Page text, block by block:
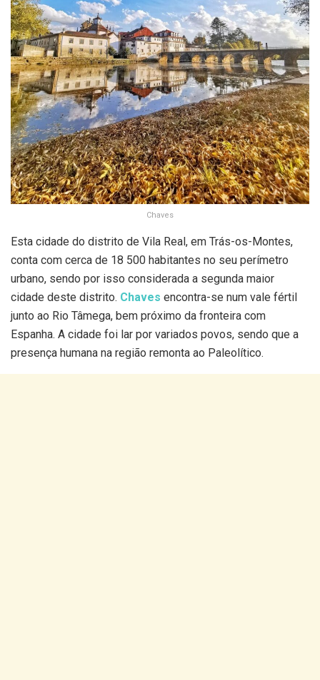
Chaves
Esta cidade do distrito de Vila Real, em Trás-os-Montes,
conta com cerca de 18 500 habitantes no seu perímetro
urbano, sendo por isso considerada a segunda maior
cidade deste distrito. Chaves encontra-se num vale fértil
junto ao Rio Tâmega, bem próximo da fronteira com
Espanha. A cidade foi lar por variados povos, sendo que a
presença humana na região remonta ao Paleolítico.